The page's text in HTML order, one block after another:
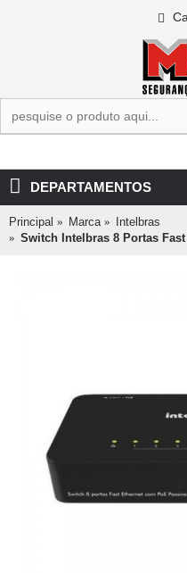
DEPARTAMENTOS
Principal Marca
Intelbras
Switch Intelbras 8 Portas